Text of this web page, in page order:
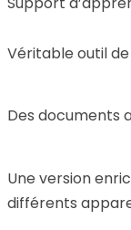
Véritable outil
Des documents
Une version
différents